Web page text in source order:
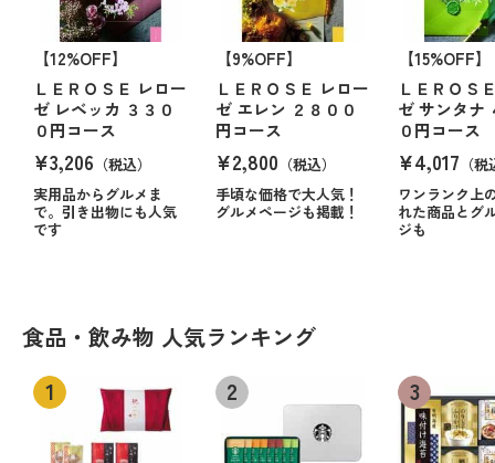
【12%OFF】
ＬＥＲＯＳＥ レロー
ゼ レベッカ ３３０
０円コース
¥3,206 （税込）
実用品からグルメま
で。引き出物にも人気
です
【9%OFF】
ＬＥＲＯＳＥ レロー
ゼ エレン ２８００
円コース
¥2,800 （税込）
手頃な価格で大人気！
グルメページも掲載！
【15%OFF】
ＬＥＲＯＳ
ゼ サンタナ
０円コース
¥4,017 （
ワンランク上
れた商品とグ
ジも
食品・飲み物 人気ランキング